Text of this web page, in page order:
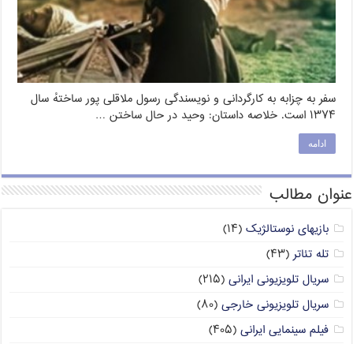
سفر به چزابه به کارگردانی و نویسندگی رسول ملاقلی پور ساختهٔ سال
۱۳۷۴ است. خلاصه داستان: وحید در حال ساختن …
ادامه
عنوان مطالب
بازیهای نوستالژیک (۱۴)
تله تئاتر (۴۳)
سریال تلویزیونی ایرانی (۲۱۵)
سریال تلویزیونی خارجی (۸۰)
فیلم سینمایی ایرانی (۴۰۵)